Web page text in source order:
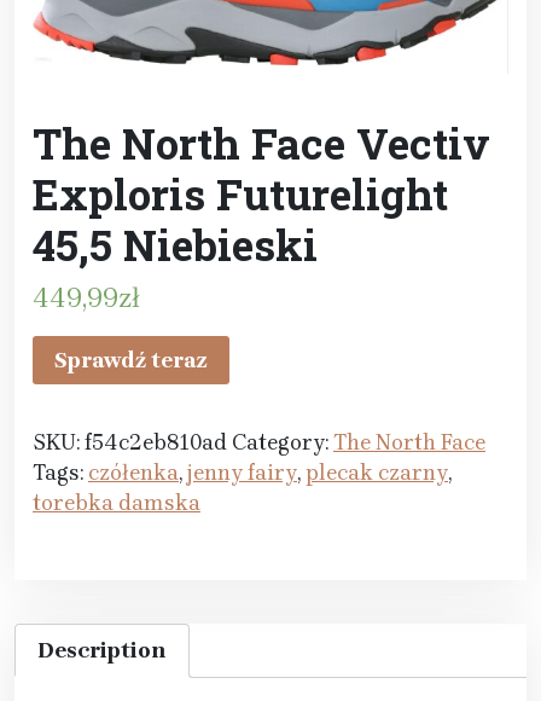
The North Face Vectiv
Exploris Futurelight
45,5 Niebieski
449,99zł
Sprawdź teraz
SKU:f54c2eb810ad Category:The North Face
Tags: czółenka,jenny fairy,plecak czarny,
torebka damska
Description